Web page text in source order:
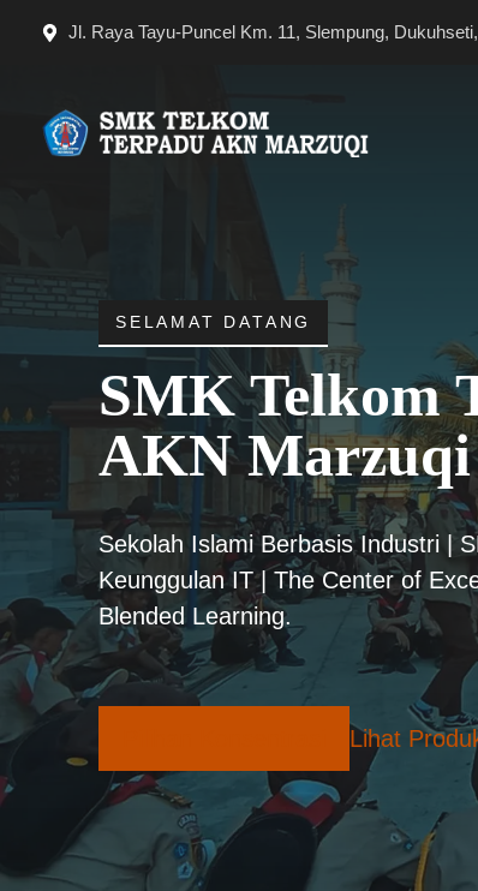
Jl. Raya Tayu-Puncel Km. 11, Slempung,
SELAMAT DATANG
SMK Telkom
AKN Marzuqi
Sekolah Islami Berbasis Industri |
Keunggulan IT | The Center of
Blended Learning.
Lihat